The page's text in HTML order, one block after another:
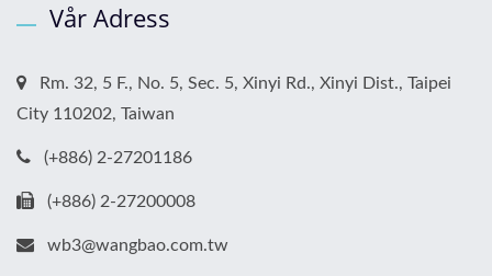
Vår Adress
Rm. 32, 5 F., No. 5, Sec. 5, Xinyi Rd., Xinyi Dist., Taipei
City 110202, Taiwan
(+886) 2-27201186
(+886) 2-27200008
wb3@wangbao.com.tw